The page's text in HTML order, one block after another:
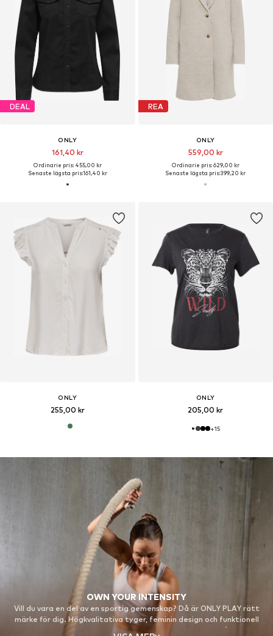
DEAL
ONLY
161,40 kr
Ordinarie pris: 455,00 kr
Senaste lägsta pris:161,40 kr
REA
ONLY
559,00 kr
Ordinarie pris: 629,00 kr
Senaste lägsta pris:399,20 kr
ONLY
255,00 kr
ONLY
205,00 kr
+15
OWN YOUR INTENSITY
Vill du vara en del av en sportig gemenskap? Då är ONLY PLAY rätt
märke för dig. Högkvalitativa tyger, feminin design och funktionell
teknik möter modetrender för att stärka kvinnor i alla åldrar –